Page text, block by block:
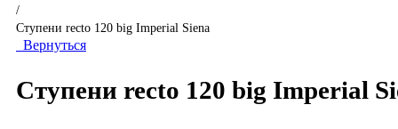
/
Ступени recto 120 big Imperial Siena
Вернуться
Ступени recto 120 big Imperial